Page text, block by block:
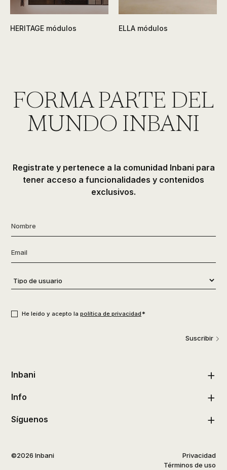
HERITAGE módulos ELLA módulos
FORMA PARTE DEL
MUNDO INBANI
Registrate y pertenece a la comunidad Inbani para
tener acceso a funcionalidades y contenidos
exclusivos.
Nombre
Email
Tipo
de
He leído y acepto la política de privacidad*
Suscribir
Inbani
Info
Síguenos
©2026 Inbani
Privacidad
Términos de uso